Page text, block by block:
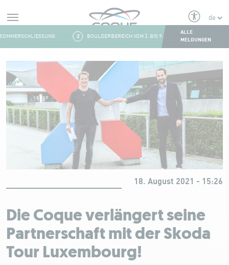
Aller au contenu
2 BOULDERBEREICH VOM 3. BIS 9. AUGUST GESCHLOSSEN
ALLE
MELDUNGEN
18. August 2021 - 15:26
Die Coque verlängert seine
Partnerschaft mit der Skoda
Tour Luxembourg!